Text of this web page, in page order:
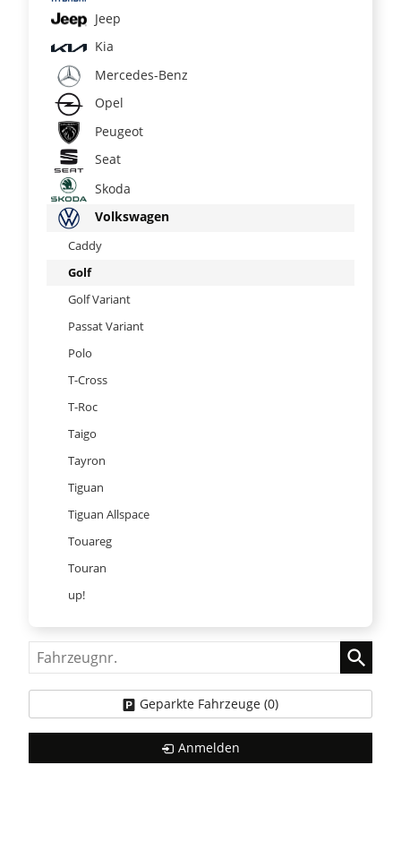
Jeep
Kia
Mercedes-Benz
Opel
Peugeot
Seat
Skoda
Volkswagen
Caddy
Golf
Golf Variant
Passat Variant
Polo
T-Cross
T-Roc
Taigo
Tayron
Tiguan
Tiguan Allspace
Touareg
Touran
up!
Fahrzeugnr.
Geparkte Fahrzeuge (0)
Anmelden